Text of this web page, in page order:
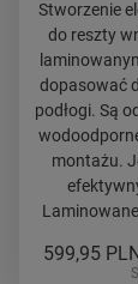
Stworzenie
do reszty
dopasować
podłogi. Są
montażu.
599,95